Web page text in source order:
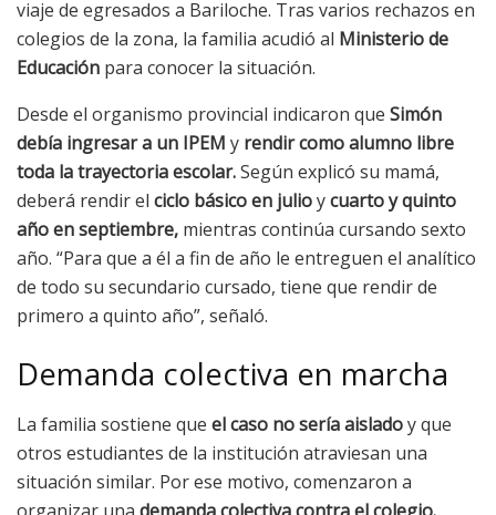
viaje de egresados a Bariloche. Tras varios rechazos en
colegios de la zona, la familia acudió al Ministerio de
Educación para conocer la situación.
Desde el organismo provincial indicaron que Simón
debía ingresar a un IPEM y rendir como alumno libre
toda la trayectoria escolar.Según explicó su mamá,
deberá rendir el ciclo básico en julioycuarto y quinto
año en septiembre, mientras continúa cursando sexto
año. “Para que a él a fin de año le entreguen el analítico
de todo su secundario cursado, tiene que rendir de
primero a quinto año”, señaló.
Demanda colectiva en marcha
La familia sostiene que el caso no sería aisladoy que
otros estudiantes de la institución atraviesan una
situación similar. Por ese motivo, comenzaron a